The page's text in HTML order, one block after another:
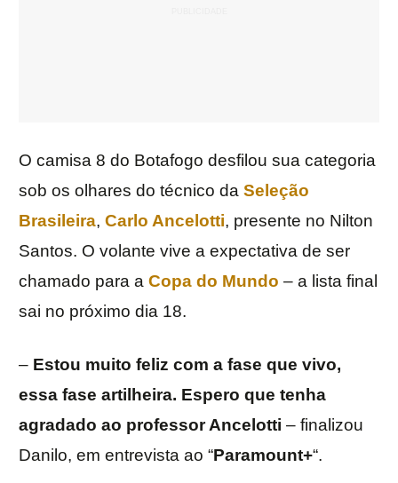
O camisa 8 do Botafogo desfilou sua categoria
sob os olhares do técnico da Seleção
Brasileira, Carlo Ancelotti, presente no Nilton
Santos. O volante vive a expectativa de ser
chamado para a Copa do Mundo – a lista final
sai no próximo dia 18.
– Estou muito feliz com a fase que vivo,
essa fase artilheira. Espero que tenha
agradado ao professor Ancelotti – finalizou
Danilo, em entrevista ao “Paramount+“.